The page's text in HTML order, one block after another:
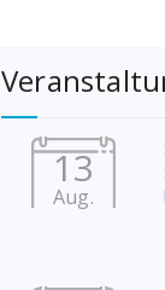
13
Aug.